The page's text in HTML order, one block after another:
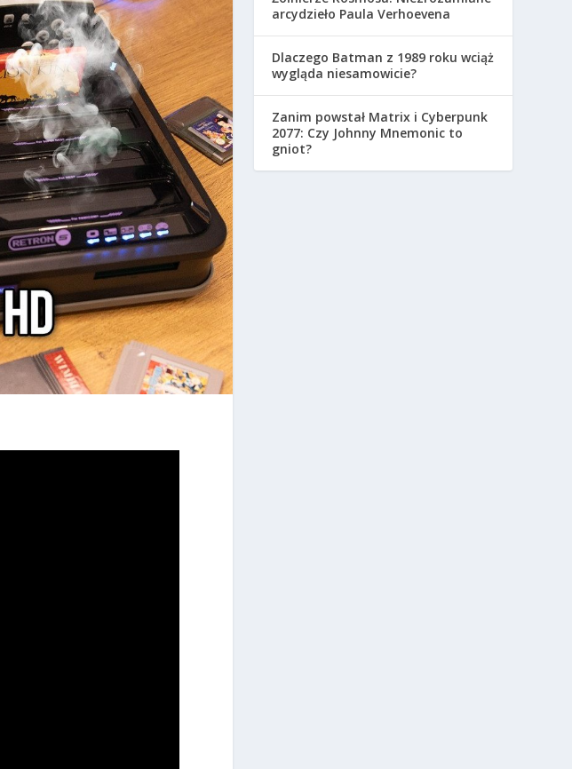
arcydzieło Paula Verhoevena
Dlaczego Batman z 1989 roku wciąż
wygląda niesamowicie?
Zanim powstał Matrix i Cyberpunk
2077: Czy Johnny Mnemonic to
gniot?